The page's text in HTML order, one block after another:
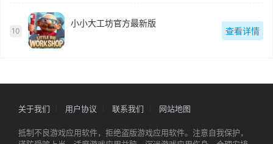
10
小小大工坊官方最新版
查看详情
关于我们 用户协议 联系我们 网站地图
抵制不良游戏应用软件，拒绝盗版游戏应用软件。注意自我保护，